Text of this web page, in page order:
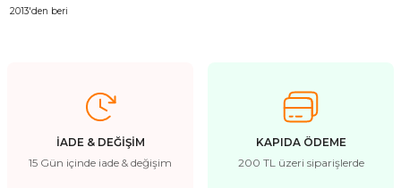
2013'den beri
İADE & DEĞİŞİM
15 Gün içinde iade & değişim
KAPIDA ÖDEME
200 TL üzeri siparişlerde